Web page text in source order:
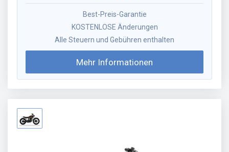
Best-Preis-Garantie
KOSTENLOSE Änderungen
Alle Steuern und Gebühren enthalten
Mehr Informationen